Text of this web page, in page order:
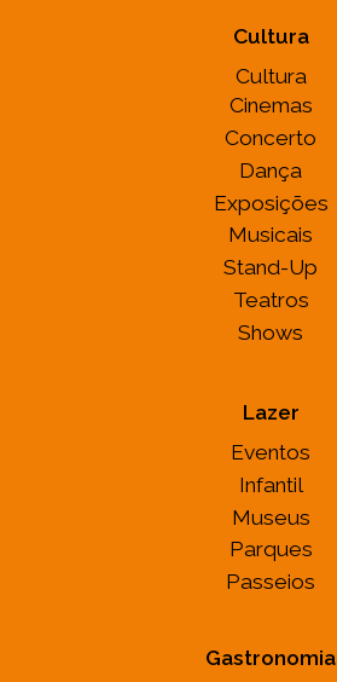
Cultura
Cultura
Cinemas
Concerto
Dança
Exposições
Musicais
Stand-Up
Teatros
Shows
Lazer
Eventos
Infantil
Museus
Parques
Passeios
Gastronomia